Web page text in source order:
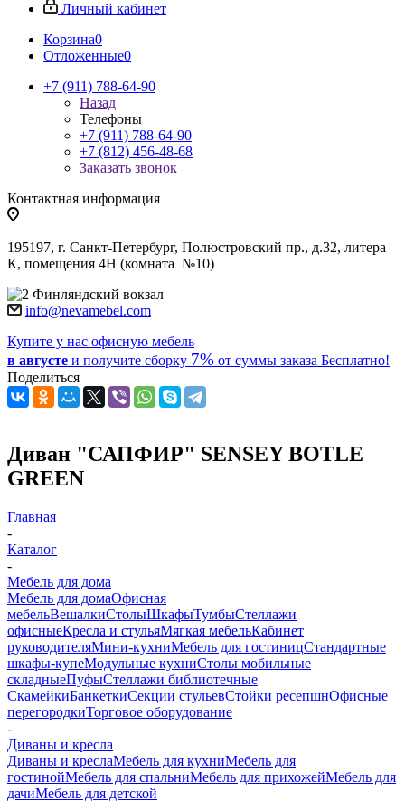
Личный кабинет
Корзина0
Отложенные0
+7 (911) 788-64-90
Назад
Телефоны
+7 (911) 788-64-90
+7 (812) 456-48-68
Заказать звонок
Контактная информация
195197, г. Санкт-Петербург, Полюстровский пр., д.32, литера
К, помещения 4Н (комната №10)
Финляндский вокзал
info@nevamebel.com
Купите у нас офисную мебель
в августе и получите сборку 7% от суммы заказа Бесплатно!
Поделиться
Диван "САПФИР" SENSEY BOTLE
GREEN
Главная
-
Каталог
-
Мебель для дома
Мебель для домаОфисная
мебельВешалкиСтолыШкафыТумбыСтеллажи
офисныеКресла и стульяМягкая мебельКабинет
руководителяМини-кухниМебель для гостиницСтандартные
шкафы-купеМодульные кухниСтолы мобильные
складныеПуфыСтеллажи библиотечные
СкамейкиБанкеткиСекции стульевСтойки ресепшнОфисные
перегородкиТорговое оборудование
-
Диваны и кресла
Диваны и креслаМебель для кухниМебель для
гостинойМебель для спальниМебель для прихожейМебель для
дачиМебель для детской